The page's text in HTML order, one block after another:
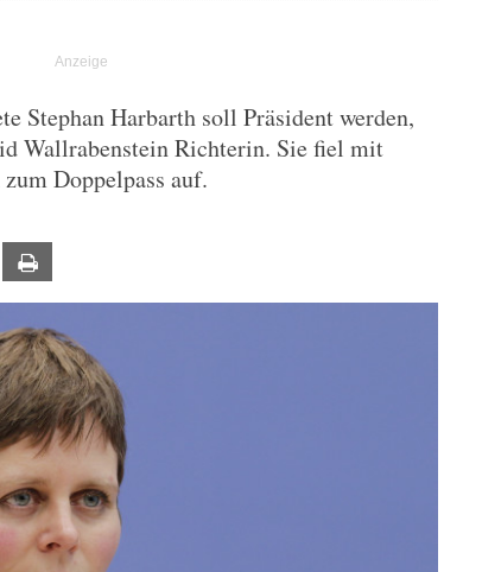
Stephan Harbarth soll Präsident werden,
Wallrabenstein Richterin. Sie fiel mit
Doppelpass auf.
Email